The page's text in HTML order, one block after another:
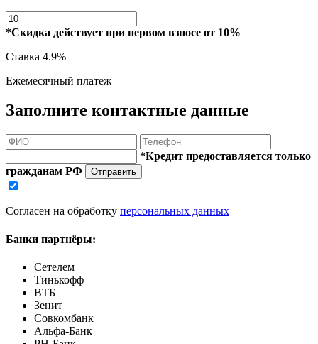
*Скидка действует при первом взносе от 10%
Ставка 4.9%
Ежемесячный платеж
Заполните контактные данные
*Кредит предоставляется только
гражданам РФ
Отправить
Согласен на обработку персональных данных
Банки партнёры:
Сетелем
Тинькофф
ВТБ
Зенит
Совкомбанк
Альфа-Банк